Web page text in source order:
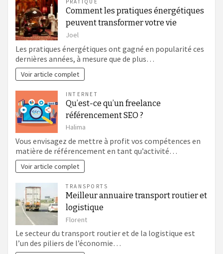
PRATIQUE
Comment les pratiques énergétiques
peuvent transformer votre vie
Joel
Les pratiques énergétiques ont gagné en popularité ces
dernières années, à mesure que de plus…
Voir article complet
INTERNET
Qu’est-ce qu’un freelance
référencement SEO ?
Halima
Vous envisagez de mettre à profit vos compétences en
matière de référencement en tant qu’activité…
Voir article complet
TRANSPORTS
Meilleur annuaire transport routier et
logistique
Florent
Le secteur du transport routier et de la logistique est
l’un des piliers de l’économie…